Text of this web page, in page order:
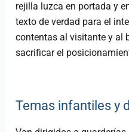
rejilla luzca en portada y
texto de verdad para el
contentas al visitante y al
sacrificar el
Temas infantiles y